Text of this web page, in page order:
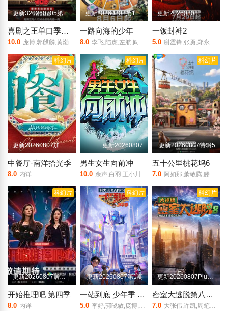
更新320260705第1期加更
喜剧之王单口季第三季
10.0 庞博,郭麒麟,黄渤,马思纯
更新20260808第1期加更
一路向海的少年
8.0 李飞,陆虎,左航,阎鹤祥,朱志鑫,苏新皓,张极,张泽禹
更新20260808一饭小馆第2期
一饭封神2
5.0 谢霆锋,张勇,郑永麒,陈晓卿,李诞,屈雨瑜,杨艳彬,黎子安
科幻片
更新20260807加更版第8期
中餐厅·南洋拾光季
8.0 内详
科幻片
更新20260807
男生女生向前冲
10.0 余声,白羽,王小川,王乐乐,宋秋熠,张亚群
科幻片
更新20260807特辑5
五十公里桃花坞6
7.0 阿如那,萧敬腾,滕哲,袁咏仪,彭冠英,周涛,徐若晗,贺峻霖,李雪琴,王子奇,陈鑫海,方媛,徐志胜,李嘉琦,庾恩利
科幻片
更新20260807居民采访第9期
开始推理吧 第四季
8.0 内详
科幻片
更新20260807第1期
一站到底 少年季 第2季
5.0 李好,郭晓敏,庞博,黄圣依,张雨绮,伊能静,李雪琴,,陈铭,王昱珩,,
科幻片
更新20260807Plus版第3期
密室大逃脱第八季大神版
7.0 大张伟,许凯,周笔畅,彭昱畅,张真源,陈哲远